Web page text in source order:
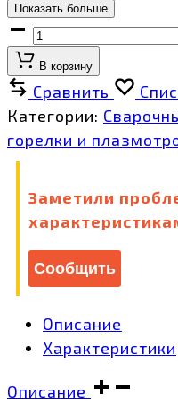
Показать больше
Горелка
TIG
TP
26
(160,200AC/DC)
8м
04
количество
В корзину
Сравнить
Категории:
горелки и
Заметили
Сообщить
Описание
Характеристики
Описание